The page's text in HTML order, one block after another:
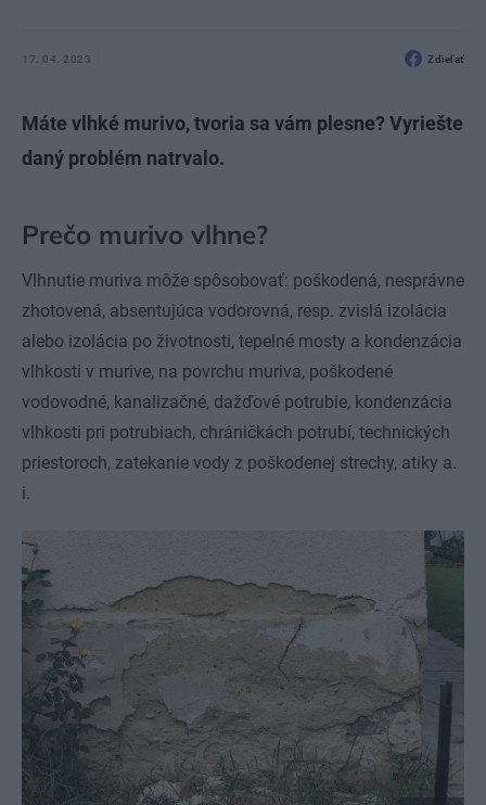
17. 04. 2023 Zdieľať
Máte vlhké murivo, tvoria sa vám plesne? Vyriešte
daný problém natrvalo.
Prečo murivo vlhne?
Vlhnutie muriva môže spôsobovať: poškodená, nesprávne
zhotovená, absentujúca vodorovná, resp. zvislá izolácia
alebo izolácia po životnosti, tepelné mosty a kondenzácia
vlhkosti v murive, na povrchu muriva, poškodené
vodovodné, kanalizačné, dažďové potrubie, kondenzácia
vlhkosti pri potrubiach, chráničkách potrubí, technických
priestoroch, zatekanie vody z poškodenej strechy, atiky a.
i.